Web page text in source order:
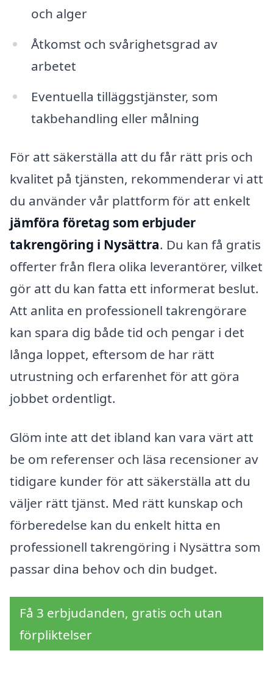
och alger
Åtkomst och svårighetsgrad av
arbetet
Eventuella tilläggstjänster, som
takbehandling eller målning
För att säkerställa att du får rätt pris och
kvalitet på tjänsten, rekommenderar vi att
du använder vår plattform för att enkelt
jämföra företag som erbjuder
takrengöring i Nysättra. Du kan få gratis
offerter från flera olika leverantörer, vilket
gör att du kan fatta ett informerat beslut.
Att anlita en professionell takrengörare
kan spara dig både tid och pengar i det
långa loppet, eftersom de har rätt
utrustning och erfarenhet för att göra
jobbet ordentligt.
Glöm inte att det ibland kan vara värt att
be om referenser och läsa recensioner av
tidigare kunder för att säkerställa att du
väljer rätt tjänst. Med rätt kunskap och
förberedelse kan du enkelt hitta en
professionell takrengöring i Nysättra som
passar dina behov och din budget.
Få 3 erbjudanden, gratis och utan
förpliktelser